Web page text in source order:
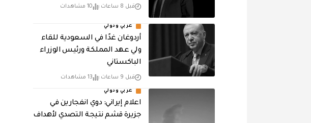
قبل 8 ساعات 10 مشاهدات
عربي ودولي
أردوغان غدًا في السعودية للقاء
ولي عهد المملكة ورئيس الوزراء
الباكستاني
قبل 9 ساعات 13 مشاهدات
عربي ودولي
اعلام إيراني: دوي انفجارين في
جزيرة قشم نتيجة التصدي لأهداف